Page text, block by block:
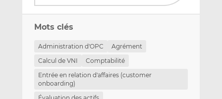
Mots clés
Administration d'OPC
Agrément
Calcul de VNI
Comptabilité
Entrée en relation d'affaires (customer
onboarding)